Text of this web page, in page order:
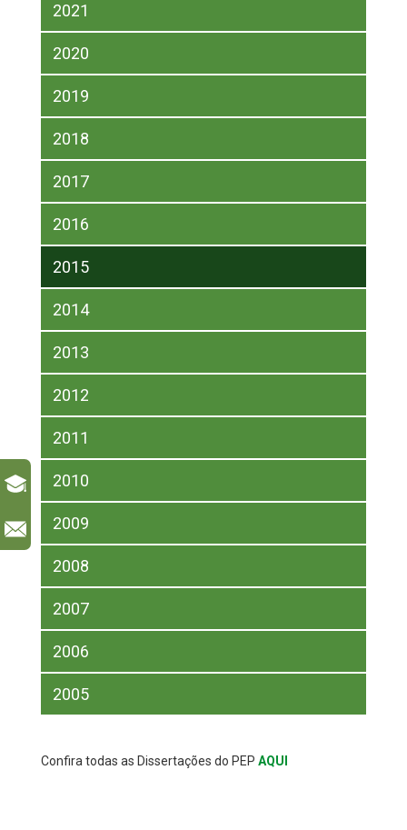
2021
2020
2019
2018
2017
2016
2015
2014
2013
2012
2011
2010
2009
2008
2007
2006
2005
Confira todas as Dissertações do PEP AQUI